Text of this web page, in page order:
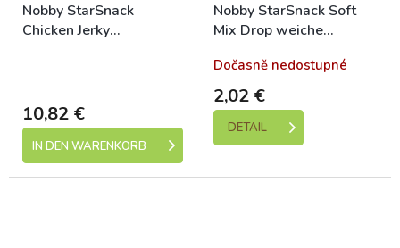
Nobby StarSnack
Chicken Jerky
10,82 €
IN DEN WARENKORB
Nobby StarSnack Soft
Mix Drop weiche
Dočasně nedostupné
2,02 €
DETAIL